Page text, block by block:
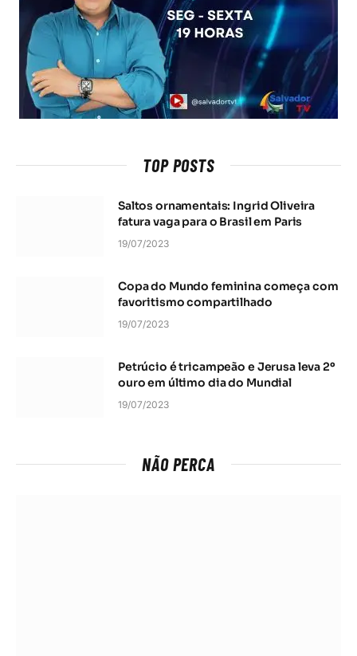
TOP POSTS
Saltos ornamentais: Ingrid Oliveira
fatura vaga para o Brasil em Paris
19/07/2023
Copa do Mundo feminina começa com
favoritismo compartilhado
19/07/2023
Petrúcio é tricampeão e Jerusa leva 2º
ouro em último dia do Mundial
19/07/2023
NÃO PERCA